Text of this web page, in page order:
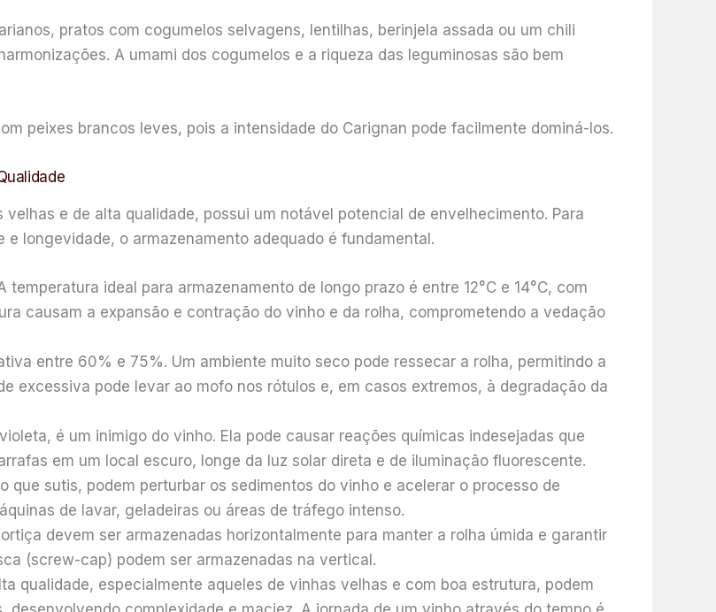
pratos com cogumelos selvagens, lentilhas, berinjela assada ou um chili
A umami dos cogumelos e a riqueza das leguminosas são bem
peixes brancos leves, pois a intensidade do Carignan pode facilmente dominá-los.
e de alta qualidade, possui um notável potencial de envelhecimento. Para
longevidade, o armazenamento adequado é fundamental.
ideal para armazenamento de longo prazo é entre 12°C e 14°C, com
causam a expansão e contração do vinho e da rolha, comprometendo a vedação
entre 60% e 75%. Um ambiente muito seco pode ressecar a rolha, permitindo a
excessiva pode levar ao mofo nos rótulos e, em casos extremos, à degradação da
é um inimigo do vinho. Ela pode causar reações químicas indesejadas que
em um local escuro, longe da luz solar direta e de iluminação fluorescente.
sutis, podem perturbar os sedimentos do vinho e acelerar o processo de
de lavar, geladeiras ou áreas de tráfego intenso.
devem ser armazenadas horizontalmente para manter a rolha úmida e garantir
(screw-cap) podem ser armazenadas na vertical.
qualidade, especialmente aqueles de vinhas velhas e com boa estrutura, podem